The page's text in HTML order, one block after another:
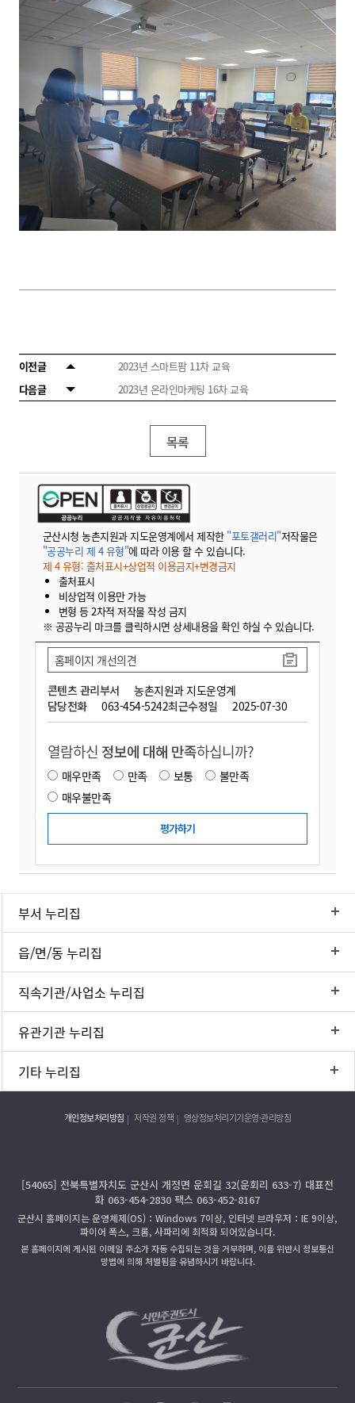
이전글
2023년 스마트팜 11차 교육
다음글
2023년 온라인마케팅 16차 교육
목록
군산시청 농촌지원과 지도운영계에서 제작한 "포토갤러리"저작물은
"공공누리 제 4 유형"에 따라 이용 할 수 있습니다.
제 4 유형: 출처표시+상업적 이용금지+변경금지
출처표시
비상업적 이용만 가능
변형 등 2차적 저작물 작성 금지
※ 공공누리 마크를 클릭하시면 상세내용을 확인 하실 수 있습니다.
콘텐츠 관리부서
농촌지원과 지도운영계
담당전화
063-454-5242최근수정일 2025-07-30
홈페이지 개선의견
열람하신 정보에 대해 만족하십니까?
매우만족 만족 보통
불만족
매우불만족
부서 누리집
읍/면/동 누리집
직속기관/사업소 누리집
유관기관 누리집
기타 누리집
개인정보처리방침 저작권 정책 영상정보처리기기운영·관리방침
[54065] 전북특별자치도 군산시 개정면 운회길 32(운회리 633-7) 대표전
화 063-454-2830 팩스 063-452-8167
군산시 홈페이지는 운영체제(OS)：Windows 7이상, 인터넷 브라우저：IE 9이상,
파이어 폭스, 크롬, 사파리에 최적화 되어있습니다.
본 홈페이지에 게시된 이메일 주소가 자동 수집되는 것을 거부하며, 이를 위반시 정보통신
망법에 의해 처벌됨을 유념하시기 바랍니다.